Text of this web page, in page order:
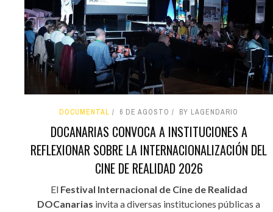
DOCUMENTAL 6 DE AGOSTO BY LAGENDARIO
DOCANARIAS CONVOCA A INSTITUCIONES A
REFLEXIONAR SOBRE LA INTERNACIONALIZACIÓN DEL
CINE DE REALIDAD 2026
El Festival Internacional de Cine de Realidad
DOCanarias invita a diversas instituciones públicas a